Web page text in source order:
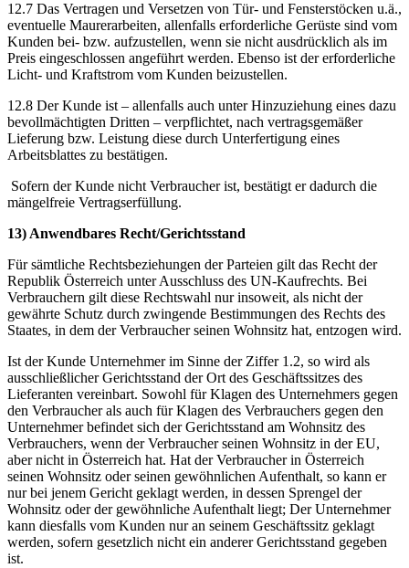
12.7 Das Vertragen und Versetzen von Tür- und Fensterstöcken u.ä.,
eventuelle Maurerarbeiten, allenfalls erforderliche Gerüste sind vom
Kunden bei- bzw. aufzustellen, wenn sie nicht ausdrücklich als im
Preis eingeschlossen angeführt werden. Ebenso ist der erforderliche
Licht- und Kraftstrom vom Kunden beizustellen.
12.8 Der Kunde ist – allenfalls auch unter Hinzuziehung eines dazu
bevollmächtigten Dritten – verpflichtet, nach vertragsgemäßer
Lieferung bzw. Leistung diese durch Unterfertigung eines
Arbeitsblattes zu bestätigen.
Sofern der Kunde nicht Verbraucher ist, bestätigt er dadurch die
mängelfreie Vertragserfüllung.
13) Anwendbares Recht/Gerichtsstand
Für sämtliche Rechtsbeziehungen der Parteien gilt das Recht der
Republik Österreich unter Ausschluss des UN-Kaufrechts. Bei
Verbrauchern gilt diese Rechtswahl nur insoweit, als nicht der
gewährte Schutz durch zwingende Bestimmungen des Rechts des
Staates, in dem der Verbraucher seinen Wohnsitz hat, entzogen wird.
Ist der Kunde Unternehmer im Sinne der Ziffer 1.2, so wird als
ausschließlicher Gerichtsstand der Ort des Geschäftssitzes des
Lieferanten vereinbart. Sowohl für Klagen des Unternehmers gegen
den Verbraucher als auch für Klagen des Verbrauchers gegen den
Unternehmer befindet sich der Gerichtsstand am Wohnsitz des
Verbrauchers, wenn der Verbraucher seinen Wohnsitz in der EU,
aber nicht in Österreich hat. Hat der Verbraucher in Österreich
seinen Wohnsitz oder seinen gewöhnlichen Aufenthalt, so kann er
nur bei jenem Gericht geklagt werden, in dessen Sprengel der
Wohnsitz oder der gewöhnliche Aufenthalt liegt; Der Unternehmer
kann diesfalls vom Kunden nur an seinem Geschäftssitz geklagt
werden, sofern gesetzlich nicht ein anderer Gerichtsstand gegeben
ist.